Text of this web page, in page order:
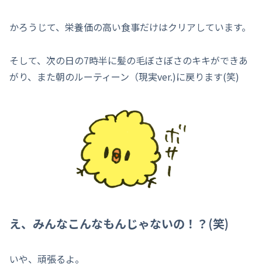
かろうじて、栄養価の高い食事だけはクリアしています。
そして、次の日の7時半に髪の毛ぼさぼさのキキができあ
がり、また朝のルーティーン（現実ver.)に戻ります(笑)
え、みんなこんなもんじゃないの！？(笑)
いや、頑張るよ。